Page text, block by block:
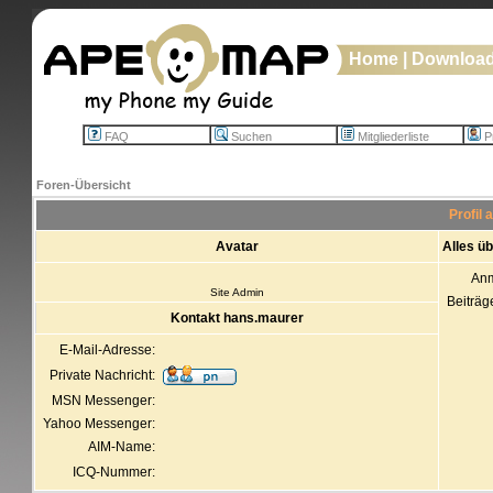
Home
FAQ Suchen Mitgliederliste
Foren-Übersicht
Profil
Avatar Alles
Site Admin
Kontakt hans.maurer
E-Mail-Adresse:
Private Nachricht:
MSN Messenger:
Yahoo Messenger:
AIM-Name:
ICQ-Nummer: